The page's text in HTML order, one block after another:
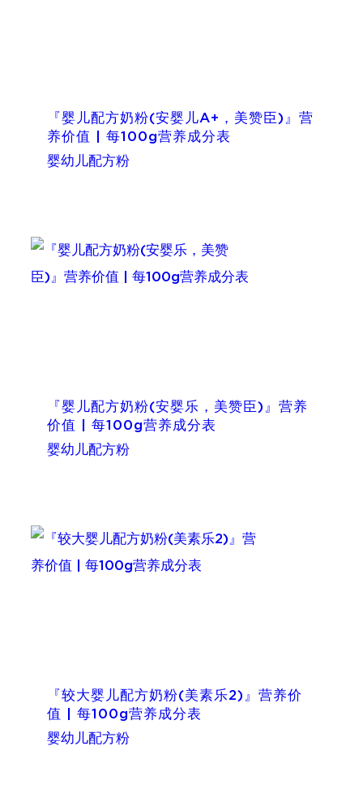
『婴儿配方奶粉(安婴儿A+，美赞臣)』营
养价值 | 每100g营养成分表
婴幼儿配方粉
『婴儿配方奶粉(安婴乐，美赞臣)』营养
价值 | 每100g营养成分表
婴幼儿配方粉
『较大婴儿配方奶粉(美素乐2)』营养价
值 | 每100g营养成分表
婴幼儿配方粉